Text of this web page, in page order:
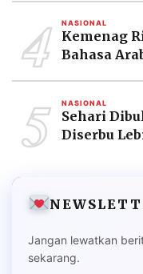
4 NASIONAL
Kemenag
Bahasa
5 NASIONAL
Sehari
Diserbu
Jangan lewatkan
sekarang.